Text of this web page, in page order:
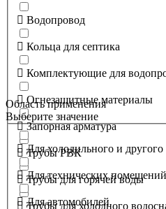
Водопровод
Кольца для септика
Комплектующие для
Огнезащитные материалы
Запорная арматура
Трубы РВК
Трубы для горячей воды
Трубы для холодного
Область применения
Выберите значение
Для холодильного и
Для технических помещений
Для автомобилей